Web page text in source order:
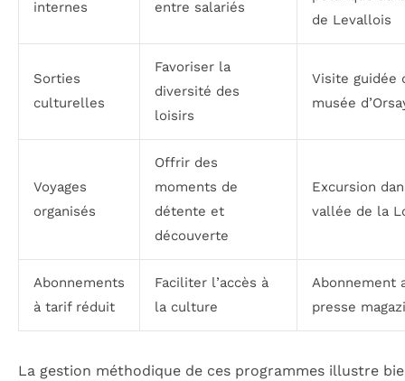
internes
entre salariés
de Levallois
Sorties
culturelles
Favoriser la
diversité des
loisirs
Visite guidée
musée
Voyages
organisés
Offrir des
moments de
détente et
découverte
Excursion
vallée de la
Abonnements
à tarif réduit
Faciliter l’accès à
la culture
Abonnement
presse
La gestion méthodique de ces programmes illustre